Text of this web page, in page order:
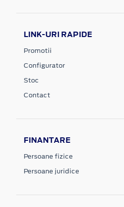
LINK-URI RAPIDE
Promotii
Configurator
Stoc
Contact
FINANTARE
Persoane fizice
Persoane juridice